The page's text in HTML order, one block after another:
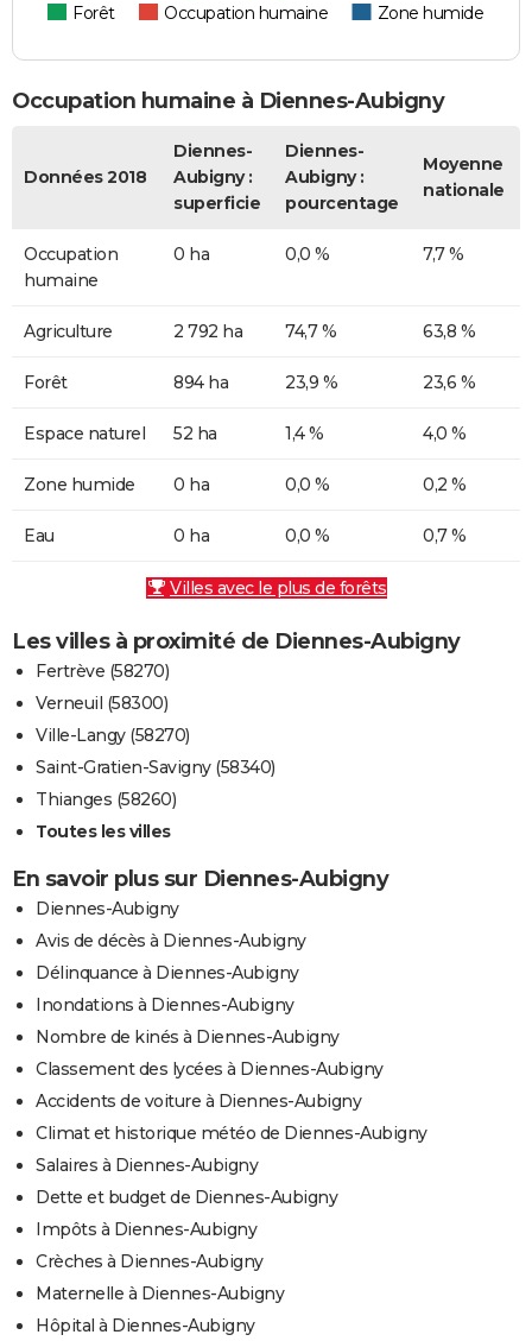
Forêt
Occupation humaine Zone humide
Occupation humaine à Diennes-Aubigny
Données 2018
Diennes-
Aubigny :
superficie
Diennes-
Aubigny :
pourcentage
Moyenne
nationale
Occupation
humaine
0 ha 0,0 % 7,7 %
Agriculture 2 792 ha 74,7 % 63,8 %
Forêt 894 ha 23,9 % 23,6 %
Espace naturel 52 ha 1,4 % 4,0 %
Zone humide 0 ha 0,0 % 0,2 %
Eau 0 ha 0,0 % 0,7 %
Villes avec le plus de forêts
Les villes à proximité de Diennes-Aubigny
Fertrève (58270)
Verneuil (58300)
Ville-Langy (58270)
Saint-Gratien-Savigny (58340)
Thianges (58260)
Toutes les villes
En savoir plus sur Diennes-Aubigny
Diennes-Aubigny
Avis de décès à Diennes-Aubigny
Délinquance à Diennes-Aubigny
Inondations à Diennes-Aubigny
Nombre de kinés à Diennes-Aubigny
Classement des lycées à Diennes-Aubigny
Accidents de voiture à Diennes-Aubigny
Climat et historique météo de Diennes-Aubigny
Salaires à Diennes-Aubigny
Dette et budget de Diennes-Aubigny
Impôts à Diennes-Aubigny
Crèches à Diennes-Aubigny
Maternelle à Diennes-Aubigny
Hôpital à Diennes-Aubigny